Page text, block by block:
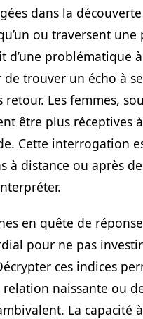
dans la
ou traversent
d’une
de trouver un écho à
Les femmes,
être plus réceptives
Cette interrogation
à distance ou après
en quête de
pour ne pas
ces indices
naissante ou
La capacité